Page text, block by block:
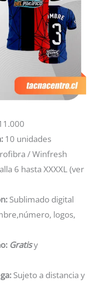
10 unidades
/ Winfresh
6 hasta XXXXL (ver
Sublimado digital
logos,
Gratisy
Sujeto a distancia y